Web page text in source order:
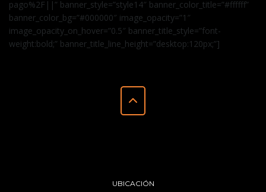
pago%2F||” banner_style=”style14″ banner_color_title=”#ffffff”
banner_color_bg=”#000000″ image_opacity=”1″
image_opacity_on_hover=”0.5″ banner_title_style=”font-
weight:bold;” banner_title_line_height=”desktop:120px;”]
UBICACIÓN